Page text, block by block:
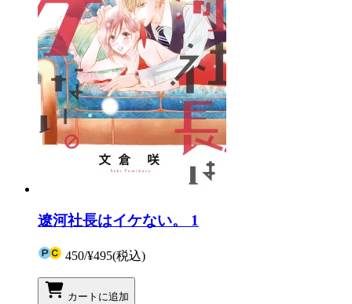
遼河社長はイケない。 1
450/¥495(税込)
カートに追加